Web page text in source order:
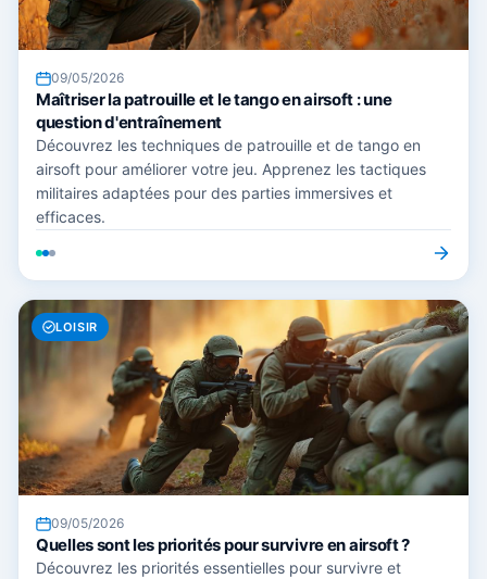
09/05/2026
Maîtriser la patrouille et le tango en airsoft : une
question d'entraînement
Découvrez les techniques de patrouille et de tango en
airsoft pour améliorer votre jeu. Apprenez les tactiques
militaires adaptées pour des parties immersives et
efficaces.
LOISIR
09/05/2026
Quelles sont les priorités pour survivre en airsoft ?
Découvrez les priorités essentielles pour survivre et